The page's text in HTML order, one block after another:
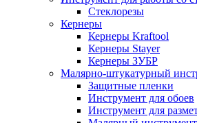
Стеклорезы
Кернеры
Кернеры Kraftool
Кернеры Stayer
Кернеры ЗУБР
Малярно-штукатурный
Защитные пленки
Инструмент для обоев
Инструмент для